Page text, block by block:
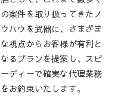
の案件を取り扱ってきたノ
ウハウを武器に、さまざま
な視点からお客様が有利と
なるプランを提案し、スピ
ーディーで確実な代理業務
をお約束いたします。